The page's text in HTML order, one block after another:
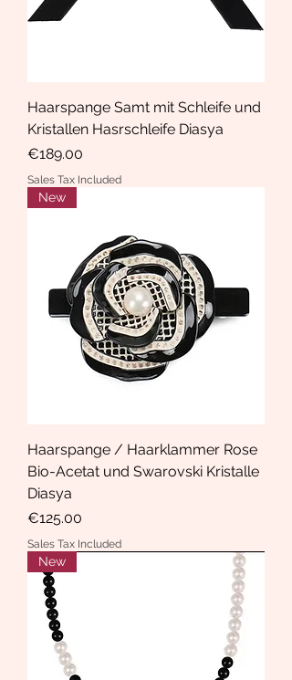
Haarspange Samt mit Schleife und
Kristallen Hasrschleife Diasya
Price
€189.00
Sales Tax Included
New
Haarspange / Haarklammer Rose
Bio-Acetat und Swarovski Kristalle
Diasya
Price
€125.00
Sales Tax Included
New